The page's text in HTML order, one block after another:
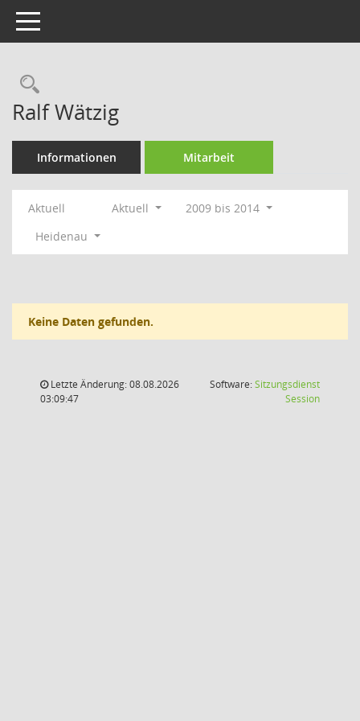
Toggle navigation
Rechercheauswahl
Ralf Wätzig
Informationen Mitarbeit
Aktuell Aktuell
2009 bis 2014
Heidenau
Keine Daten gefunden.
Letzte Änderung: 08.08.2026
03:09:47
Software:Sitzungsdienst
Session(Wird in